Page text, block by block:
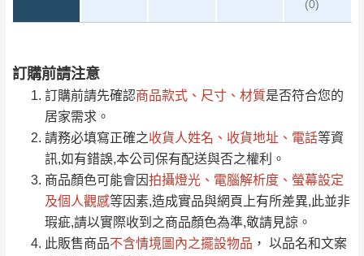
(0)
訂購前請注意
訂購前請先確認商品款式、尺寸、材質是否符合您的
居家需求。
請務必填寫正確之收貨人姓名、收貨地址、電話等資
訊,如有錯誤,本公司保有配送與否之權利。
商品顏色可能會因拍攝燈光、電腦解析度、螢幕設定
及個人觀感等因素,造成實品與網頁上有所差異,此並非
瑕疵,請以實際收到之商品顏色為準,敬請見諒。
此販售商品不含情境圖內之擺設物品 ， 以品名和文案
運 費 說 明
運送地區 運送費用
偏遠地區
（請先線上詢問 LINE
→@dershin ）
桃園 復興鄉
注意事項：
由於品項繁多，網頁無法及時更新，如有需
要購買商品，請於出發前來電或到「官方
Line客服」來信確認商品是否有「現貨」與
「金額」。
若商品價格或庫存有異常，商家有權取消訂
單。部分網路商品恕無法更改原設計或客製，敬請
見諒！
0/5 (0)筆
全部 依評論高至低排列
依評論低至高排列 只顯示附上圖片
只顯示附上評論